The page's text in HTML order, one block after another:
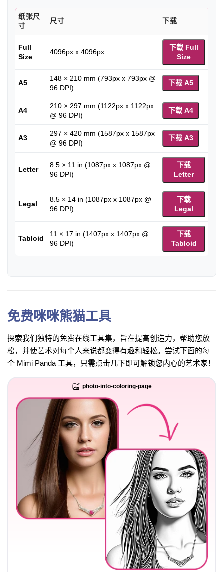
纸张尺
寸
尺寸 下载
Full
Size
4096px x 4096px
下载 Full
Size
A5
148 × 210 mm (793px x 793px @
96 DPI)
下载 A5
A4
210 × 297 mm (1122px x 1122px
@ 96 DPI)
下载 A4
A3
297 × 420 mm (1587px x 1587px
@ 96 DPI)
下载 A3
Letter
8.5 × 11 in (1087px x 1087px @
96 DPI)
下载
Letter
Legal
8.5 × 14 in (1087px x 1087px @
96 DPI)
下载
Legal
Tabloid
11 × 17 in (1407px x 1407px @
96 DPI)
下载
Tabloid
免费咪咪熊猫工具
探索我们独特的免费在线工具集，旨在提高创造力，帮助您放
松，并使艺术对每个人来说都变得有趣和轻松。尝试下面的每
个 Mimi Panda 工具，只需点击几下即可解锁您内心的艺术家！
photo-into-coloring-page